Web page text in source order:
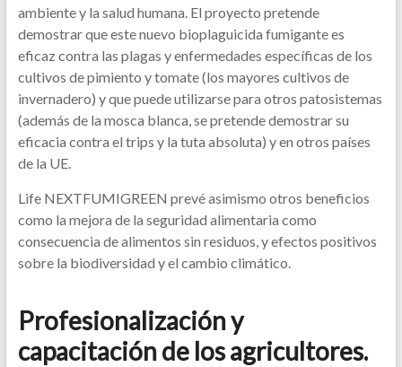
ambiente y la salud humana. El proyecto pretende
demostrar que este nuevo bioplaguicida fumigante es
eficaz contra las plagas y enfermedades específicas de los
cultivos de pimiento y tomate (los mayores cultivos de
invernadero) y que puede utilizarse para otros patosistemas
(además de la mosca blanca, se pretende demostrar su
eficacia contra el trips y la tuta absoluta) y en otros países
de la UE.
Life NEXTFUMIGREEN prevé asimismo otros beneficios
como la mejora de la seguridad alimentaria como
consecuencia de alimentos sin residuos, y efectos positivos
sobre la biodiversidad y el cambio climático.
Profesionalización y
capacitación de los agricultores.